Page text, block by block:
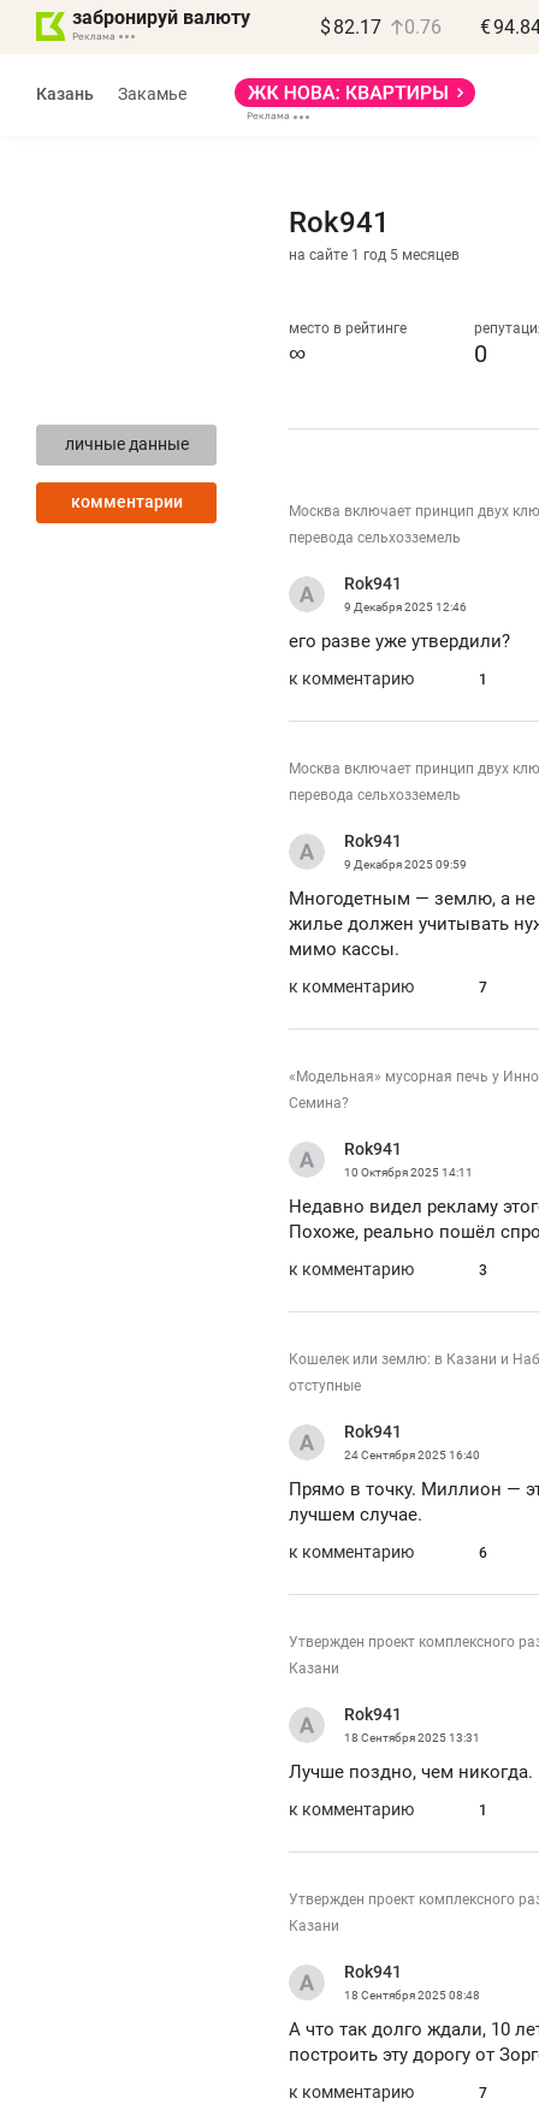
забронируй валюту $ 82.17 0.76 €
Казань Закамье
личные данные
комментарии
Rok941
на сайте 1 год 5 месяцев
место в рейтинге
∞ 0
Москва включает принцип двух
перевода сельхозземель
Rok941
9 Декабря 202512:46
его разве уже утвердили?
к комментарию 1
Москва включает принцип двух
перевода сельхозземель
Rok941
9 Декабря 202509:59
Многодетным — землю, а не
жилье должен учитывать
мимо кассы.
к комментарию 7
«Модельная» мусорная печь у
Семина?
Rok941
10 Октября 202514:11
Недавно видел рекламу
Похоже, реально пошёл
к комментарию 3
Кошелек или землю: в Казани и
отступные
Rok941
24 Сентября 202516:40
Прямо в точку. Миллион —
лучшем случае.
к комментарию 6
Утвержден проект комплексного
Казани
Rok941
18 Сентября 202513:31
Лучше поздно, чем никогда.
к комментарию 1
Утвержден проект комплексного
Казани
Rok941
18 Сентября 202508:48
А что так долго ждали, 10
построить эту дорогу от
к комментарию 7
МАРТ
правил, бизнес может
потерять минимум
полгода»
Как бизнесу выйти на зарубежные
чем интересен Оман?
комфорта под Казанью